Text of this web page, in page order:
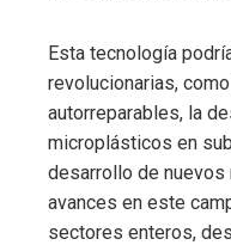
Esta tecnología
revolucionarias,
autorreparables, la
microplásticos en
desarrollo de nuevos
avances en este
sectores enteros,